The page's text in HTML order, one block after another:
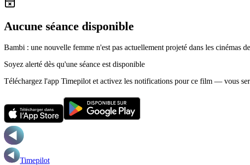
Aucune séance disponible
Bambi : une nouvelle femme n'est pas actuellement projeté dans les cinémas
Soyez alerté dès qu'une séance est disponible
Téléchargez l'app Timepilot et activez les notifications pour ce film — vous
Timepilot